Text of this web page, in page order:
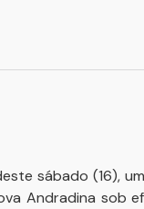
sábado (16),
Andradina sob